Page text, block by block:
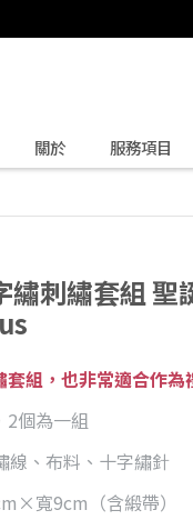
關於 服務項目
繡刺繡套組
組，也非常適合作為
2個為一組
線、布料、十字繡針
寬9cm（含緞帶）